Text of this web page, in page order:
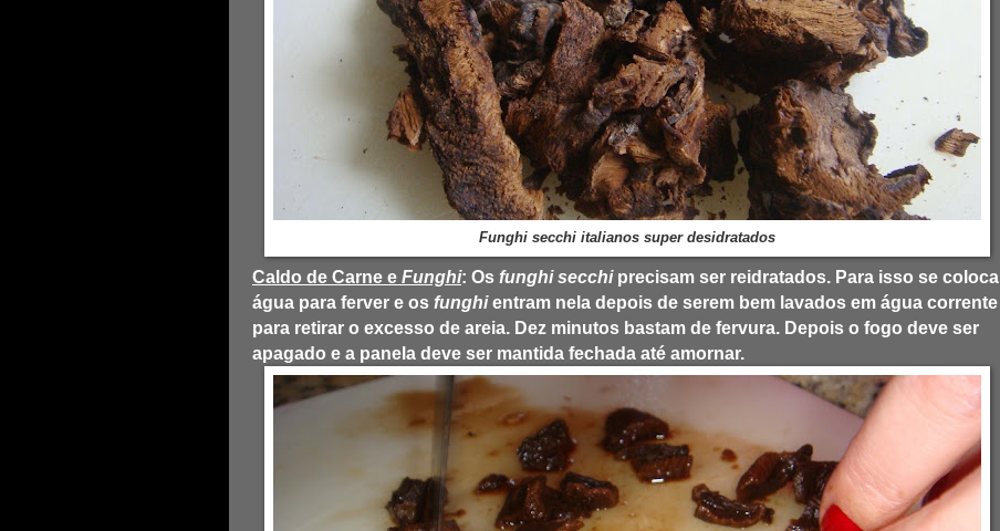
Funghi secchi italianos super desidratados
Caldo de Carne e Funghi: Os funghi secchiprecisam ser reidratados. Para isso se coloca
água para ferver e os funghientram nela depois de serem bem lavados em água corrente
para retirar o excesso de areia. Dez minutos bastam de fervura. Depois o fogo deve ser
apagado e a panela deve ser mantida fechada até amornar.